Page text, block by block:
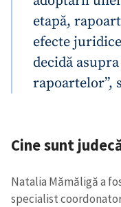
etapă,
efecte
decidă
rapoartelor”,
Cine sunt
Natalia Mămăligă a
specialist